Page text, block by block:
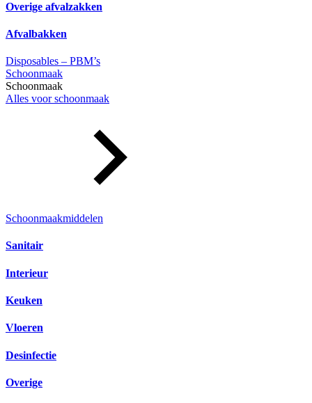
Overige afvalzakken
Afvalbakken
Disposables – PBM’s
Schoonmaak
Schoonmaak
Alles voor schoonmaak
Schoonmaakmiddelen
Sanitair
Interieur
Keuken
Vloeren
Desinfectie
Overige